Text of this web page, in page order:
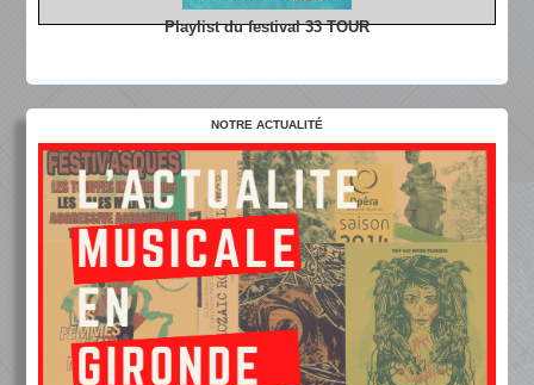
Playlist du festival 33 TOUR
NOTRE ACTUALITÉ